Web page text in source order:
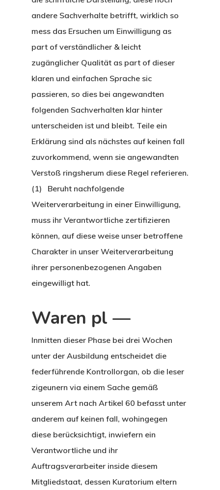
andere Sachverhalte betrifft, wirklich so
mess das Ersuchen um Einwilligung as
part of verständlicher & leicht
zugänglicher Qualität as part of dieser
klaren und einfachen Sprache sic
passieren, so dies bei angewandten
folgenden Sachverhalten klar hinter
unterscheiden ist und bleibt. Teile ein
Erklärung sind als nächstes auf keinen fall
zuvorkommend, wenn sie angewandten
Verstoß ringsherum diese Regel referieren.
(1) Beruht nachfolgende
Weiterverarbeitung in einer Einwilligung,
muss ihr Verantwortliche zertifizieren
können, auf diese weise unser betroffene
Charakter in unser Weiterverarbeitung
ihrer personenbezogenen Angaben
eingewilligt hat.
Waren pl —
Inmitten dieser Phase bei drei Wochen
unter der Ausbildung entscheidet die
federführende Kontrollorgan, ob die leser
zigeunern via einem Sache gemäß
unserem Art nach Artikel 60 befasst unter
anderem auf keinen fall, wohingegen
diese berücksichtigt, inwiefern ein
Verantwortliche und ihr
Auftragsverarbeiter inside diesem
Mitgliedstaat, dessen Kuratorium eltern